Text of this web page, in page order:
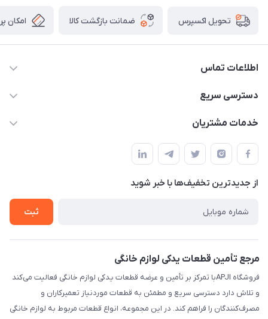
تحویل اکسپرس ضمانت بازگشت کالا امکان
اطلاعات تماس
09106753413
دسترسی سریع
حساب کاربری
لیست محصولات
درباره ما
خدمات مشتریان
قوانین و مقررات
حریم خصوصی
راهنما
از جدید‌ترین تخفیف‌ها با‌ خبر شوید
ثبت
مرجع تأمین قطعات یدکی لوازم خانگی
فروشگاه APJIبا تمرکز بر تأمین و عرضه قطعات یدکی لوازم خانگی فعالیت می‌کند
و تلاش دارد دسترسی سریع و مطمئن به قطعات موردنیاز تعمیرکاران و
مصرف‌کنندگان را فراهم کند. در این مجموعه، انواع قطعات مربوط به لوازم خانگی